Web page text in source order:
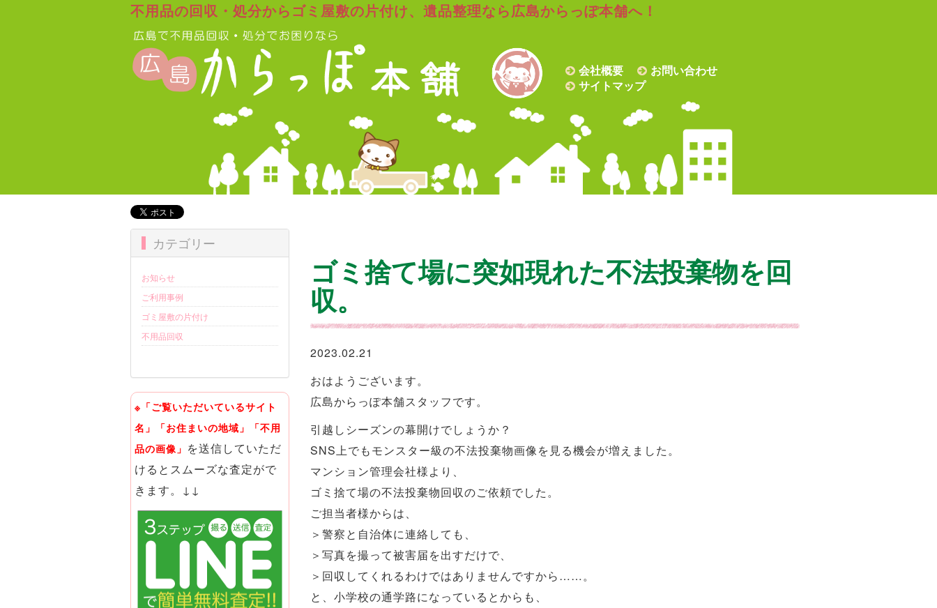
不用品の回収・処分からゴミ屋敷の片付け、遺品整理なら広島からっぽ本舗へ！
会社概要
お問い合わせ
サイトマップ
カテゴリー
お知らせ
ご利用事例
ゴミ屋敷の片付け
不用品回収
※「ご覧いただいているサイト
名」「お住まいの地域」「不用
品の画像」 を送信していただ
けるとスムーズな査定がで
きます。↓↓
ゴミ捨て場に突如現れた不法投棄物を回
収。
2023.02.21
おはようございます。
広島からっぽ本舗スタッフです。
引越しシーズンの幕開けでしょうか？
SNS上でもモンスター級の不法投棄物画像を見る機会が増えました。
マンション管理会社様より、
ゴミ捨て場の不法投棄物回収のご依頼でした。
ご担当者様からは、
＞警察と自治体に連絡しても、
＞写真を撮って被害届を出すだけで、
＞回収してくれるわけではありませんですから……。
と、小学校の通学路になっているとからも、